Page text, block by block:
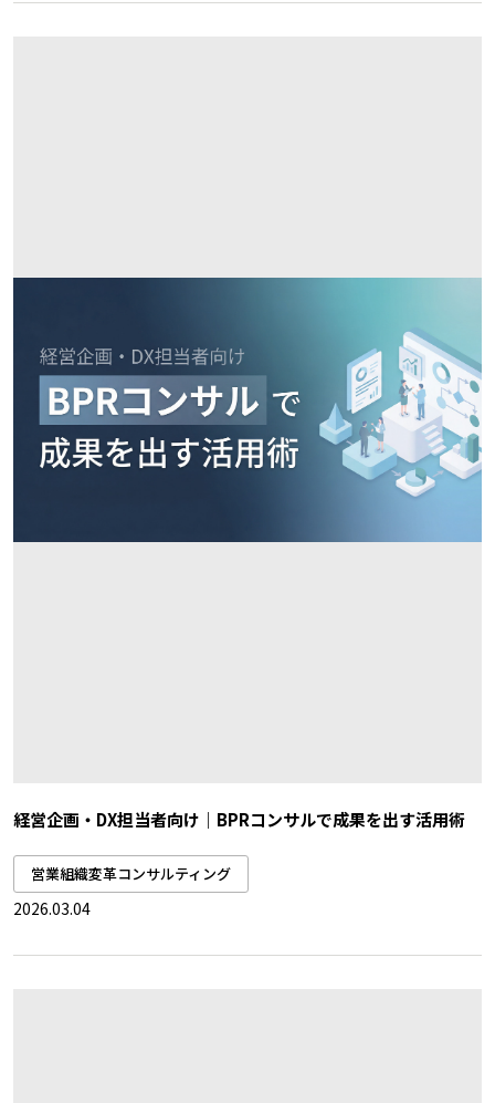
経営企画・DX担当者向け｜BPRコンサルで成果を出す活用術
営業組織変革コンサルティング
2026.03.04